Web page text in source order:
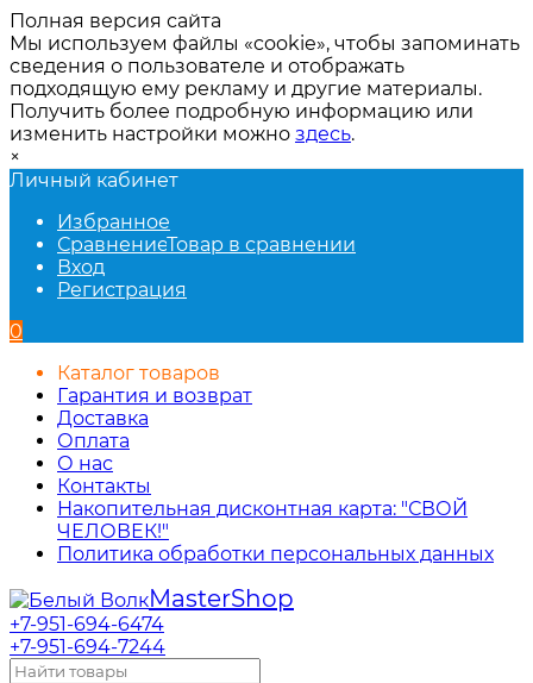
Полная версия сайта
Мы используем файлы «cookie», чтобы запоминать
сведения о пользователе и отображать
подходящую ему рекламу и другие материалы.
Получить более подробную информацию или
изменить настройки можно здесь.
×
Личный кабинет
Избранное
СравнениеТовар в сравнении
Вход
Регистрация
0
Каталог товаров
Гарантия и возврат
Доставка
Оплата
О нас
Контакты
Накопительная дисконтная карта: "СВОЙ
ЧЕЛОВЕК!"
Политика обработки персональных данных
MasterShop
+7-951-694-6474
+7-951-694-7244